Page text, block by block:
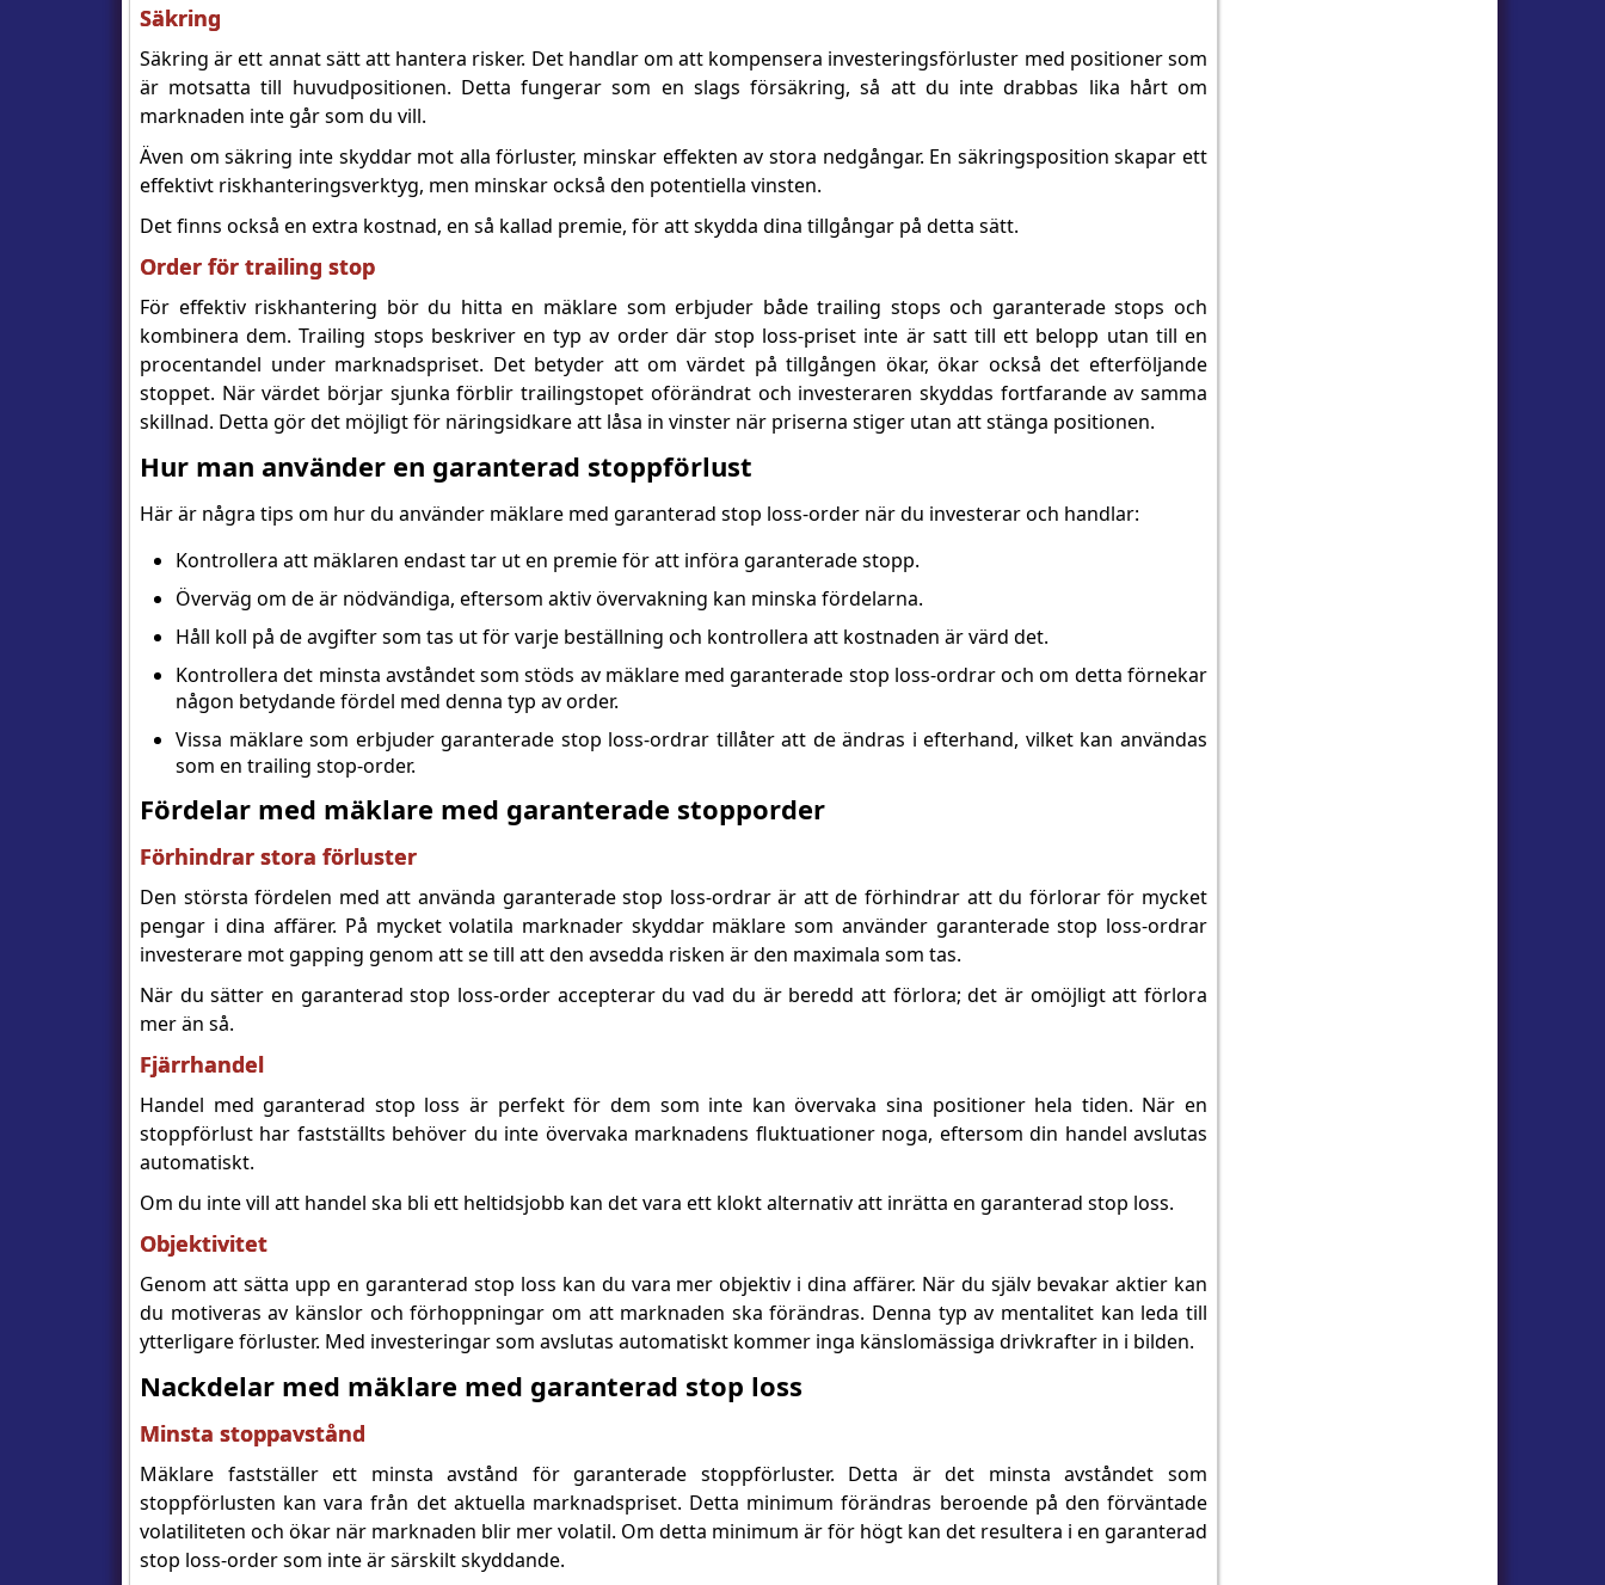
Säkring
Säkring är ett annat sätt att hantera risker. Det handlar om att kompensera investeringsförluster med positioner som
är motsatta till huvudpositionen. Detta fungerar som en slags försäkring, så att du inte drabbas lika hårt om
marknaden inte går som du vill.
Även om säkring inte skyddar mot alla förluster, minskar effekten av stora nedgångar. En säkringsposition skapar ett
effektivt riskhanteringsverktyg, men minskar också den potentiella vinsten.
Det finns också en extra kostnad, en så kallad premie, för att skydda dina tillgångar på detta sätt.
Order för trailing stop
För effektiv riskhantering bör du hitta en mäklare som erbjuder både trailing stops och garanterade stops och
kombinera dem. Trailing stops beskriver en typ av order där stop loss-priset inte är satt till ett belopp utan till en
procentandel under marknadspriset. Det betyder att om värdet på tillgången ökar, ökar också det efterföljande
stoppet. När värdet börjar sjunka förblir trailingstopet oförändrat och investeraren skyddas fortfarande av samma
skillnad. Detta gör det möjligt för näringsidkare att låsa in vinster när priserna stiger utan att stänga positionen.
Hur man använder en garanterad stoppförlust
Här är några tips om hur du använder mäklare med garanterad stop loss-order när du investerar och handlar:
Kontrollera att mäklaren endast tar ut en premie för att införa garanterade stopp.
Överväg om de är nödvändiga, eftersom aktiv övervakning kan minska fördelarna.
Håll koll på de avgifter som tas ut för varje beställning och kontrollera att kostnaden är värd det.
Kontrollera det minsta avståndet som stöds av mäklare med garanterade stop loss-ordrar och om detta förnekar
någon betydande fördel med denna typ av order.
Vissa mäklare som erbjuder garanterade stop loss-ordrar tillåter att de ändras i efterhand, vilket kan användas
som en trailing stop-order.
Fördelar med mäklare med garanterade stopporder
Förhindrar stora förluster
Den största fördelen med att använda garanterade stop loss-ordrar är att de förhindrar att du förlorar för mycket
pengar i dina affärer. På mycket volatila marknader skyddar mäklare som använder garanterade stop loss-ordrar
investerare mot gapping genom att se till att den avsedda risken är den maximala som tas.
När du sätter en garanterad stop loss-order accepterar du vad du är beredd att förlora; det är omöjligt att förlora
mer än så.
Fjärrhandel
Handel med garanterad stop loss är perfekt för dem som inte kan övervaka sina positioner hela tiden. När en
stoppförlust har fastställts behöver du inte övervaka marknadens fluktuationer noga, eftersom din handel avslutas
automatiskt.
Om du inte vill att handel ska bli ett heltidsjobb kan det vara ett klokt alternativ att inrätta en garanterad stop loss.
Objektivitet
Genom att sätta upp en garanterad stop loss kan du vara mer objektiv i dina affärer. När du själv bevakar aktier kan
du motiveras av känslor och förhoppningar om att marknaden ska förändras. Denna typ av mentalitet kan leda till
ytterligare förluster. Med investeringar som avslutas automatiskt kommer inga känslomässiga drivkrafter in i bilden.
Nackdelar med mäklare med garanterad stop loss
Minsta stoppavstånd
Mäklare fastställer ett minsta avstånd för garanterade stoppförluster. Detta är det minsta avståndet som
stoppförlusten kan vara från det aktuella marknadspriset. Detta minimum förändras beroende på den förväntade
volatiliteten och ökar när marknaden blir mer volatil. Om detta minimum är för högt kan det resultera i en garanterad
stop loss-order som inte är särskilt skyddande.